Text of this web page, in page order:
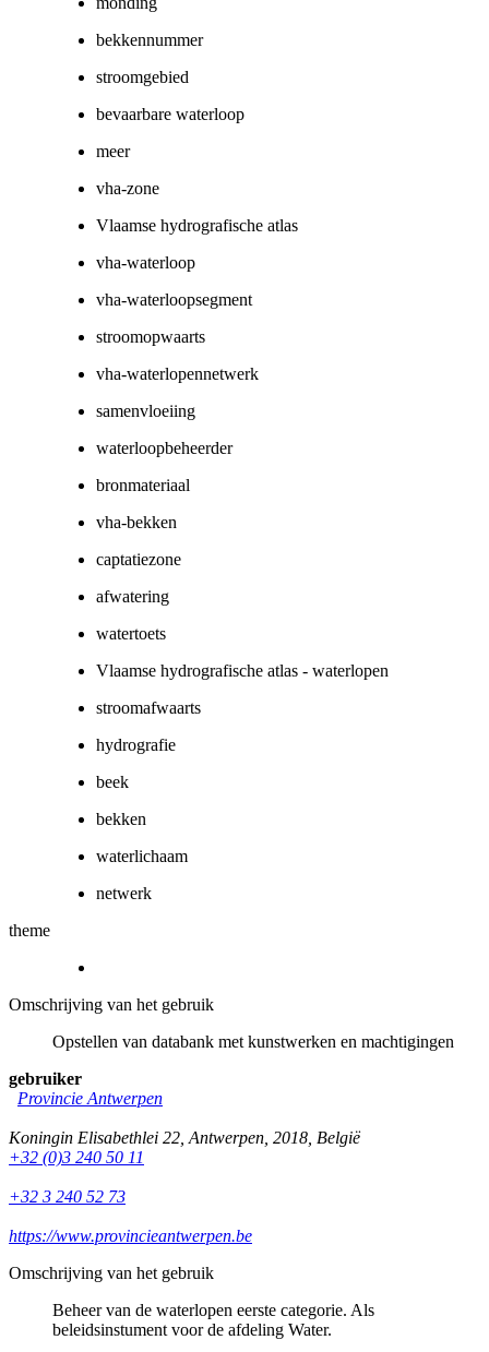
bekkennummer
stroomgebied
bevaarbare waterloop
meer
vha-zone
Vlaamse hydrografische atlas
vha-waterloop
vha-waterloopsegment
stroomopwaarts
vha-waterlopennetwerk
samenvloeiing
waterloopbeheerder
bronmateriaal
vha-bekken
captatiezone
afwatering
watertoets
Vlaamse hydrografische atlas - waterlopen
stroomafwaarts
hydrografie
beek
bekken
waterlichaam
netwerk
theme
Omschrijving van het gebruik
Opstellen van databank met kunstwerken en machtigingen
gebruiker
Provincie Antwerpen
Koningin Elisabethlei 22 Antwerpen 2018 België
+32 (0)3 240 50 11
+32 3 240 52 73
https://www.provincieantwerpen.be
Omschrijving van het gebruik
Beheer van de waterlopen eerste categorie. Als
beleidsinstument voor de afdeling Water.